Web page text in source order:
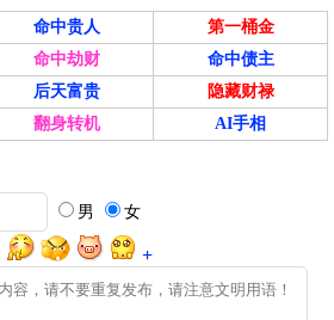
命中贵人
第一桶金
命中劫财
命中债主
后天富贵
隐藏财禄
翻身转机 AI手相